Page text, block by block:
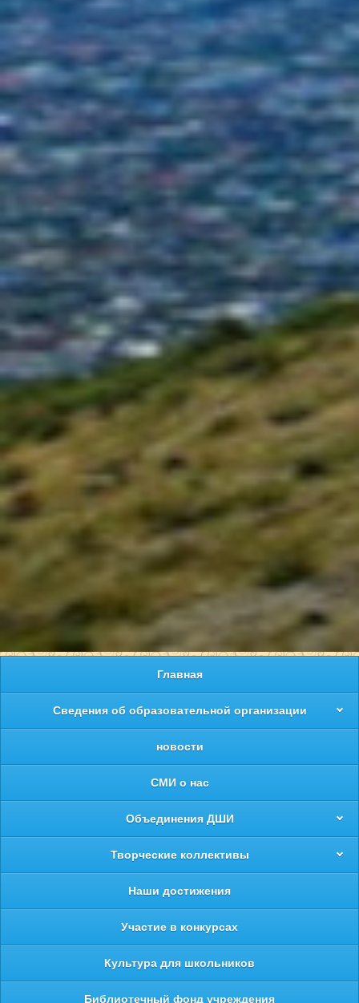
Главная
Сведения об образовательной организации
новости
СМИ о нас
Объединения ДШИ
Творческие коллективы
Наши достижения
Участие в конкурсах
Культура для школьников
Библиотечный фонд учреждения